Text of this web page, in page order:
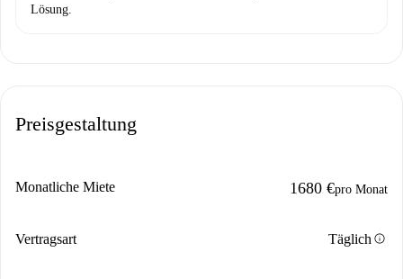
Lösung.
Preisgestaltung
Monatliche Miete 1680 €pro Monat
Vertragsart Täglichinfo